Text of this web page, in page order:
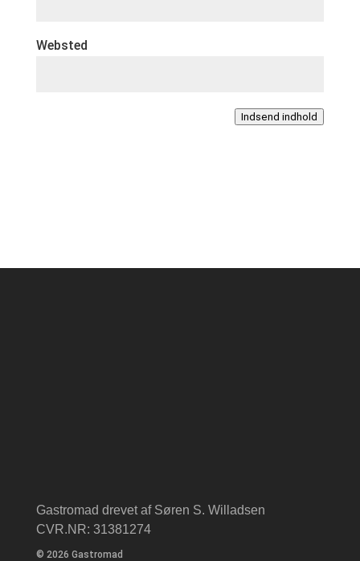
Websted
Indsend indhold
Gastromad drevet af Søren S. Willadsen
CVR.NR: 31381274
© 2026 Gastromad